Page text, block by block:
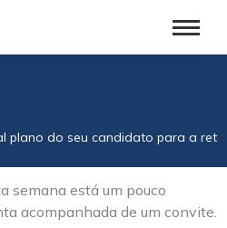
plano do seu candidato para a
semana está um pouco
acompanhada de um convite.